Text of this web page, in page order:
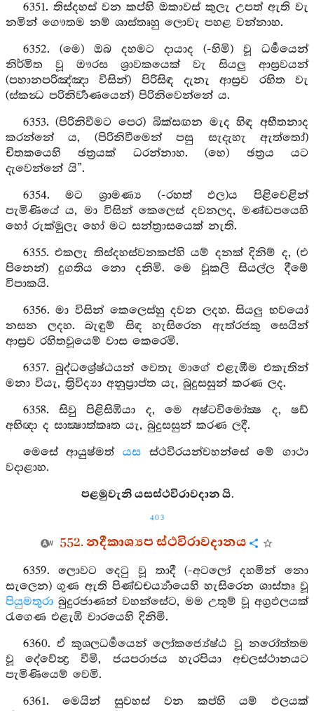
6351. තිස්දහස් වන කප්හි ඔකාවස් කුලැ උපත් ඇති වැ
නමින් ගෞතම නම් ශාස්තෘහු ලොවැ පහළ වන්නාහ.
6352. (මෙ) ඔබ දහමට දායාද (-හිමි) වූ ධර්‍මයෙන්
නිර්මිත වූ ඖරස ශ්‍රාවකයෙක් වැ සියලු ආස්‍රවයන්
(පහානපරිඤ්ඤා විසින්) පිරිසිඳ දැනැ ආස්‍රව රහිත වැ
(ස්කන්‍ධ පරිනිර්‍වාණයෙන්) පිරිනිවෙන්නේ ය.
6353. (පිරිනිවීමට පෙර) බික්සඟන මැද හිඳ අභීතනාද
කරන්නේ ය, (පිරිනිවීමෙන් පසු සැදැහැ ඇත්තෝ)
චිතකයෙහි ඡත්‍රයක් ධරන්නාහ. (හෙ) ඡත්‍රය යට
දැවෙන්නේ යි”.
6354. මට ශ්‍රාමණ්‍ය (-රහත් ඵල)ය පිළිවෙළින්
පැමිණියේ ය, මා විසින් කෙලෙස් දවනලද, මණ්ඩපයෙහි
හෝ රුක්මුලැ හෝ මට සන්ත්‍රාසයෙක් නැති.
6355. එකලැ තිස්දහස්වනකප්හි යම් දනක් දිනිම් ද, (එ
පිනෙන්) දුගතිය නො දනිමි. මෙ වූකලි සියල්ල දීමේ
විපාකයි.
6356. මා විසින් කෙලෙස්හු දවන ලදහ. සියලු භවයෝ
නසන ලදහ. බැඳුම් සිඳ හැසිරෙන ඇත්රජකු සෙයින්
ආස්‍රව රහිතවූයෙම් වාස කෙරෙමි.
6357. බුද්ධශ්‍රේෂ්ඨයන් වෙතැ මාගේ එළැඹීම එකැතින්
මනා වියැ, ත්‍රිවිද්‍යා අනුප්‍රාප්ත යැ, බුදුසසුන් කරණ ලද.
6358. සිවු පිළිසිඹියා ද, මෙ අෂ්ටවිමෝක්‍ෂ ද, ෂඩ්
අභිඥා ද සාක්‍ෂාත්කෘත යැ, බුදුසසුන් කරණ ලදී.
මෙසේ ආයුෂ්මත් යසස්ථවිරයන්වහන්සේ මේ ගාථා
වදාළාහ.
පළමුවැනි යසස්ථවිරාවදාන යි.
403
552. නදීකාශ්‍යප ස්ථවිරාවදානය
6359. ලොවට දෙටු වූ තාදී (-අටලෝ දහමින් නො
සැලෙන) ගුණ ඇති පිණ්ඩචර්‍ය්‍යායෙහි හැසිරෙන ශාස්තෘ වූ
පියුමතුරා බුදුරජාණන් වහන්සේට, මම උතුම් වූ අග්‍රඵලයක්
රැගෙණ එළැඹි වාරයෙහි දිනිමි.
6360. ඒ කුශලධර්‍මයෙන් ලෝකජ්‍යේෂ්ඨ වූ නරෝත්තම
වූ දේවේන්‍ද්‍ර වීමි, ජයපරාජය හැරපියා අචලස්ථානයට
පැමිණියෙම් වෙමි.
6361. මෙයින් සුවහස් වන කප්හි යම් ඵලයක්